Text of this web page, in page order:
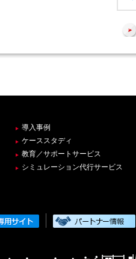
導入事例
ケーススタディ
教育／サポートサービス
シミュレーション代行サービス